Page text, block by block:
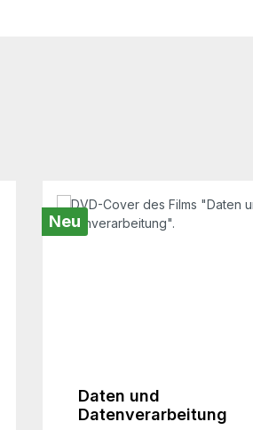
Neu
Daten und
Datenverarbeitung